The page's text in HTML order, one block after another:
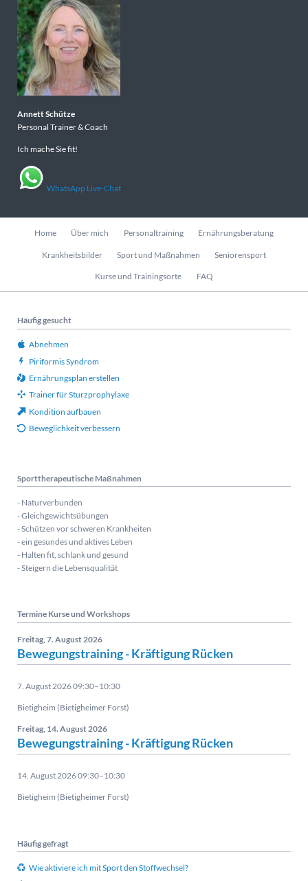
Annett Schütze
Personal Trainer & Coach
Ich mache Sie fit!
WhatsApp Live-Chat
Navigation
Home Über mich Personaltraining Ernährungsberatung
Krankheitsbilder Sport und Maßnahmen Seniorensport
Kurse und Trainingsorte FAQ
Häufig gesucht
Abnehmen
Piriformis Syndrom
Ernährungsplan erstellen
Trainer für Sturzprophylaxe
Kondition aufbauen
Beweglichkeit verbessern
Sporttherapeutische Maßnahmen
- Naturverbunden
- Gleichgewichtsübungen
- Schützen vor schweren Krankheiten
- ein gesundes und aktives Leben
- Halten fit, schlank und gesund
- Steigern die Lebensqualität
Termine Kurse und Workshops
Freitag, 7. August 2026
Bewegungstraining - Kräftigung Rücken
7. August 2026 09:30–10:30
Bietigheim (Bietigheimer Forst)
Freitag, 14. August 2026
Bewegungstraining - Kräftigung Rücken
14. August 2026 09:30–10:30
Bietigheim (Bietigheimer Forst)
Häufig gefragt
Wie aktiviere ich mit Sport den Stoffwechsel?